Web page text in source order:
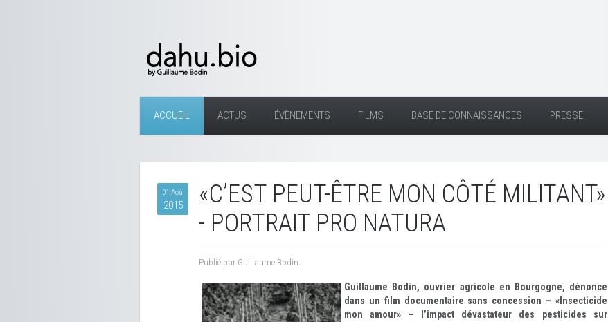
ACCUEIL ACTUS ÉVÈNEMENTS FILMS BASE DE CONNAISSANCES PRESSE
01 Aoû
2015
«C’EST PEUT-ÊTRE MON CÔTÉ MILITANT»
- PORTRAIT PRO NATURA
Publié par Guillaume Bodin.
Guillaume Bodin, ouvrier agricole en Bourgogne, dénonce
dans un film documentaire sans concession – «Insecticide
mon amour» – l’impact dévastateur des pesticides sur